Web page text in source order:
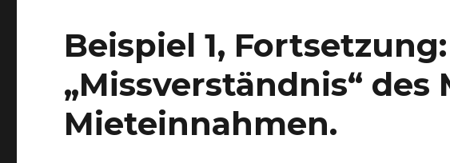
Beispiel 1,
„Missverständnis“ des
Mieteinnahmen.